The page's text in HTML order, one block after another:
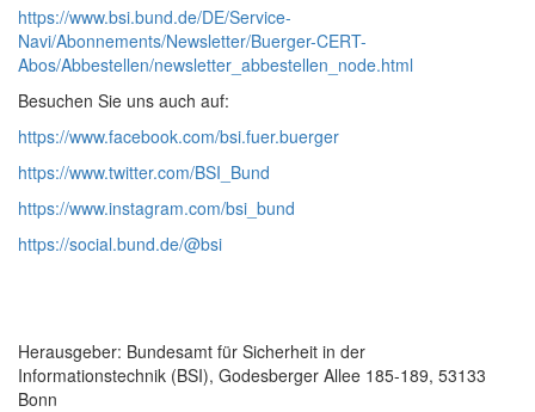
https://www.bsi.bund.de/DE/Service-
Navi/Abonnements/Newsletter/Buerger-CERT-
Abos/Abbestellen/newsletter_abbestellen_node.html
Besuchen Sie uns auch auf:
https://www.facebook.com/bsi.fuer.buerger
https://www.twitter.com/BSI_Bund
https://www.instagram.com/bsi_bund
https://social.bund.de/@bsi
Herausgeber: Bundesamt für Sicherheit in der
Informationstechnik (BSI), Godesberger Allee 185-189, 53133
Bonn